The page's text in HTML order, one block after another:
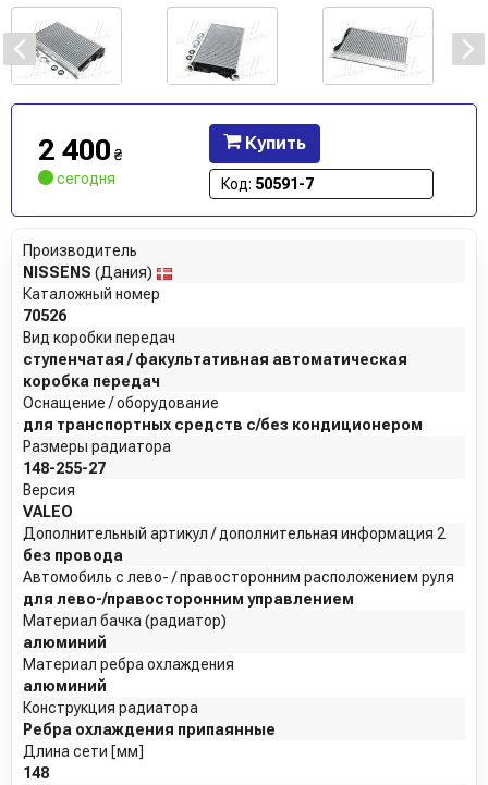
2 400 ₴
сегодня
Купить
Код: 50591-7
Производитель
NISSENS (Дания)
Каталожный номер
70526
Вид коробки передач
ступенчатая / факультативная автоматическая
коробка передач
Оснащение / оборудование
для транспортных средств с/без кондиционером
Размеры радиатора
148-255-27
Версия
VALEO
Дополнительный артикул / дополнительная информация 2
без провода
Автомобиль с лево- / правосторонним расположением руля
для лево-/правосторонним управлением
Материал бачка (радиатор)
алюминий
Материал ребра охлаждения
алюминий
Конструкция радиатора
Ребра охлаждения припаянные
Длина сети [мм]
148